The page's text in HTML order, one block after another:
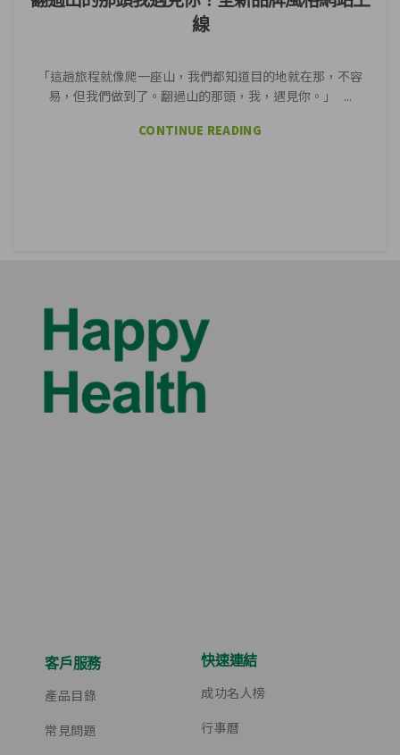
線
「這趟旅程就像爬一座山，我們都知道目的地就在那，不容
易，但我們做到了。翻過山的那頭，我，遇見你。」 ...
CONTINUE READING
客戶服務
產品目錄
常見問題
快速連結
成功名人榜
行事曆